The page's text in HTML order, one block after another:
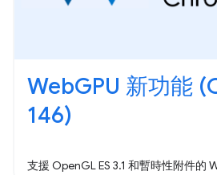
WebGPU 新功能
146)
支援 OpenGL ES 3.1 和暫時性附件的